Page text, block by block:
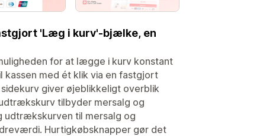
'Læg i kurv'-bjælke, en
for at lægge i kurv konstant
kassen med ét klik via en fastgjort
giver øjeblikkeligt overblik
tilbyder mersalg og
udtrækskurven til mersalg og
Hurtigkøbsknapper gør det